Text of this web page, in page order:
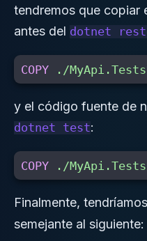
tendremos que copiar
antes del dotnet
COPY ./
y el código fuente de
dotnet test:
COPY ./
Finalmente,
semejante al siguiente: